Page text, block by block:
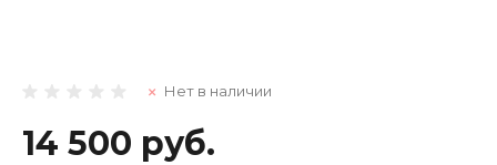
Нет в наличии
14 500 руб.